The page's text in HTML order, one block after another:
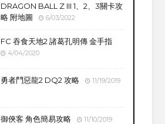
DRAGON BALL Z III 1、2、3關卡攻
略 附地圖
6/03/2022
FC 吞食天地2 諸葛孔明傳 金手指
4/04/2020
勇者鬥惡龍2 DQ2 攻略 11/19/2019
御俠客 角色簡易攻略 11/10/2019